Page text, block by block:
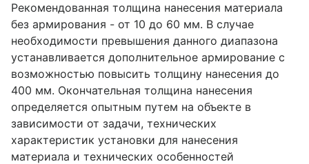
Рекомендованная толщина нанесения материала
без армирования - от 10 до 60 мм. В случае
необходимости превышения данного диапазона
устанавливается дополнительное армирование с
возможностью повысить толщину нанесения до
400 мм. Окончательная толщина нанесения
определяется опытным путем на объекте в
зависимости от задачи, технических
характеристик установки для нанесения
материала и технических особенностей